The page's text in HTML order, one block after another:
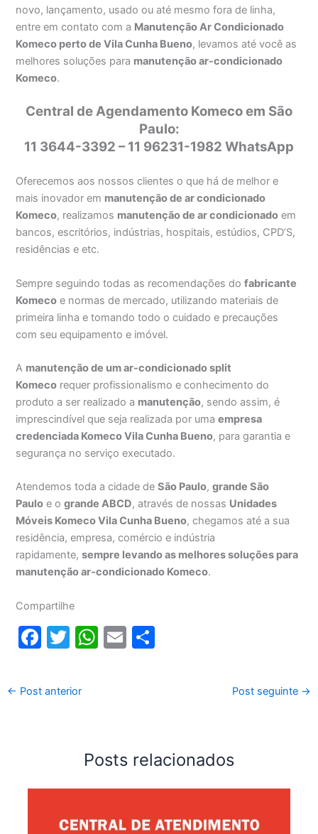
novo, lançamento, usado ou até mesmo fora de linha,
entre em contato com a Manutenção Ar Condicionado
Komeco perto de Vila Cunha Bueno, levamos até você as
melhores soluções para manutenção ar-condicionado
Komeco.
Central de Agendamento Komeco em São
Paulo:
11 3644-3392 – 11 96231-1982 WhatsApp
Oferecemos aos nossos clientes o que há de melhor e
mais inovador em manutenção de ar condicionado
Komeco, realizamos manutenção de ar condicionado em
bancos, escritórios, indústrias, hospitais, estúdios, CPD’S,
residências e etc.
Sempre seguindo todas as recomendações dofabricante
Komeco e normas de mercado, utilizando materiais de
primeira linha e tomando todo o cuidado e precauções
com seu equipamento e imóvel.
A manutenção de um ar-condicionado split
Komeco requer profissionalismo e conhecimento do
produto a ser realizado a manutenção, sendo assim, é
imprescindível que seja realizada por umaempresa
credenciada Komeco Vila Cunha Bueno, para garantia e
segurança no serviço executado.
Atendemos toda a cidade deSão Paulo,grande São
Paulo e ogrande ABCD, através de nossas Unidades
Móveis Komeco Vila Cunha Bueno, chegamos até a sua
residência, empresa, comércio e indústria
rapidamente,sempre levando as melhores soluções para
manutenção ar-condicionado Komeco.
Compartilhe
F
c
e
k
T
itt
er
W
p
p
E
← Post anterior Post seguinte →
Posts relacionados